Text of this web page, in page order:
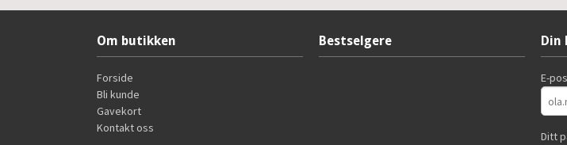
Om butikken
Forside
Bli kunde
Gavekort
Kontakt oss
Bestselgere Din
E-
Ditt